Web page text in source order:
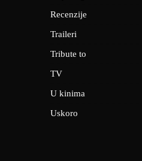
Recenzije
Traileri
Tribute to
TV
U kinima
Uskoro